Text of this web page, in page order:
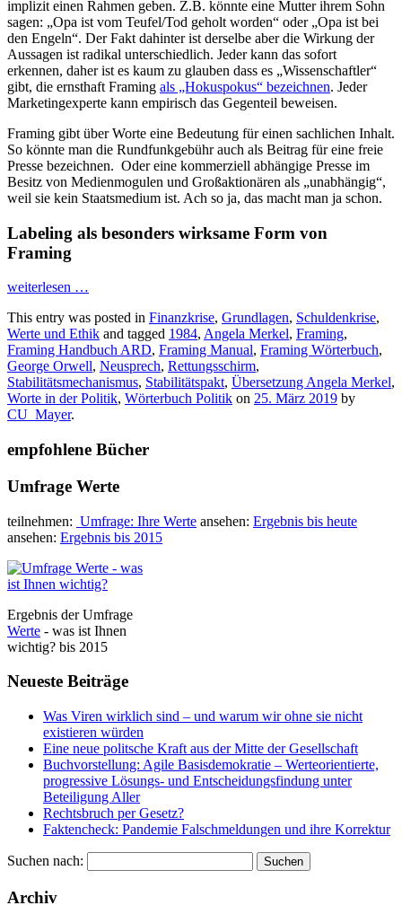
implizit einen Rahmen geben. Z.B. könnte eine Mutter ihrem Sohn
sagen: „Opa ist vom Teufel/Tod geholt worden“ oder „Opa ist bei
den Engeln“. Der Fakt dahinter ist derselbe aber die Wirkung der
Aussagen ist radikal unterschiedlich. Jeder kann das sofort
erkennen, daher ist es kaum zu glauben dass es „Wissenschaftler“
gibt, die ernsthaft Framing als „Hokuspokus“ bezeichnen. Jeder
Marketingexperte kann empirisch das Gegenteil beweisen.
Framing gibt über Worte eine Bedeutung für einen sachlichen Inhalt.
So könnte man die Rundfunkgebühr auch als Beitrag für eine freie
Presse bezeichnen. Oder eine kommerziell abhängige Presse im
Besitz von Medienmogulen und Großaktionären als „unabhängig“,
weil sie kein Staatsmedium ist. Ach so ja, das macht man ja schon.
Labeling als besonders wirksame Form von
Framing
weiterlesen …
This entry was posted in Finanzkrise, Grundlagen, Schuldenkrise,
Werte und Ethik and tagged 1984, Angela Merkel, Framing,
Framing Handbuch ARD, Framing Manual, Framing Wörterbuch,
George Orwell, Neusprech, Rettungsschirm,
Stabilitätsmechanismus, Stabilitätspakt, Übersetzung Angela Merkel,
Worte in der Politik, Wörterbuch Politik on 25. März 2019 by
CU_Mayer.
empfohlene Bücher
Umfrage Werte
teilnehmen: Umfrage: Ihre Werte ansehen: Ergebnis bis heute
ansehen: Ergebnis bis 2015
Ergebnis der Umfrage
Werte - was ist Ihnen
wichtig? bis 2015
Neueste Beiträge
Was Viren wirklich sind – und warum wir ohne sie nicht
existieren würden
Eine neue politsche Kraft aus der Mitte der Gesellschaft
Buchvorstellung: Agile Basisdemokratie – Werteorientierte,
progressive Lösungs- und Entscheidungsfindung unter
Beteiligung Aller
Rechtsbruch per Gesetz?
Faktencheck: Pandemie Falschmeldungen und ihre Korrektur
Suchen nach:
Archiv